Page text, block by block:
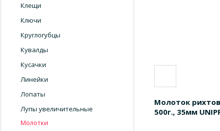
Клещи
Ключи
Круглогубцы
Кувалды
Кусачки
Линейки
Лопаты
Лупы увеличительные
Молотки
Молоток
500г., 35мм